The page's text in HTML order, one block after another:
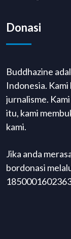
Donasi
Buddhazine
Indonesia.
jurnalisme.
itu, kami
kami.
Jika anda
bordonasi